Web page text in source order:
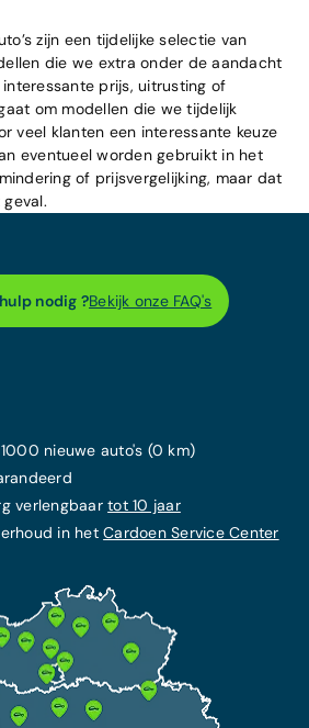
zijn een tijdelijke selectie van
die we extra onder de aandacht
prijs, uitrusting of
om modellen die we tijdelijk
veel klanten een interessante keuze
eventueel worden gebruikt in het
of prijsvergelijking, maar dat
nodig ?Bekijk onze FAQ's
nieuwe auto's (0 km)
verlengbaartot 10 jaar
in hetCardoen Service Center